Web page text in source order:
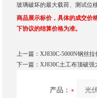
玻璃破坏的最大载荷、测试位
商品展示标价，具体的成交价
下协议的结算价格为准。
上一篇： XJ830C-5000N钢丝
下一篇： XJ830C土工布顶破
产品：